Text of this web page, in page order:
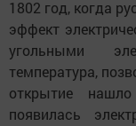
1802 год, когда
эффект
угольными
температура,
открытие
появилась